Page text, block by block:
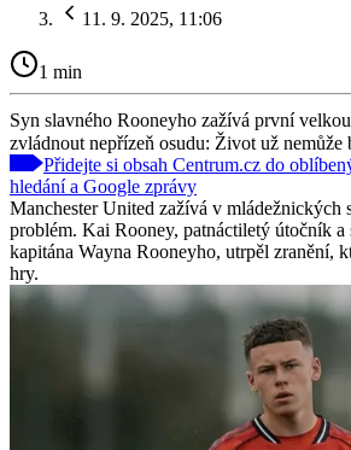
11. 9. 2025, 11:06
1 min
Syn slavného Rooneyho zažívá první
zvládnout nepřízeň osudu: Život už nemůže
Přidejte si obsah Centrum.cz do
hledání a Google zprávy
Manchester United zažívá v mládežnických
problém. Kai Rooney, patnáctiletý útočník a
kapitána Wayna Rooneyho, utrpěl zranění,
hry.